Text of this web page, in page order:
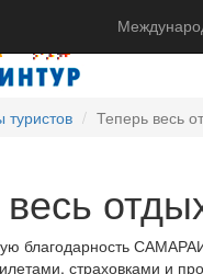
туристов Теперь весь
благодарность
страховками и